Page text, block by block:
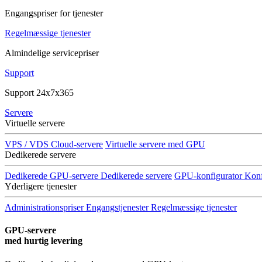
Engangspriser for tjenester
Regelmæssige tjenester
Almindelige servicepriser
Support
Support 24x7x365
Servere
Virtuelle servere
VPS / VDS Cloud-servere Virtuelle servere med GPU
Dedikerede servere
Dedikerede GPU-servere Dedikerede servere GPU-konfigurator
Yderligere tjenester
Administrationspriser Engangstjenester Regelmæssige tjenester
GPU-servere
med hurtig levering